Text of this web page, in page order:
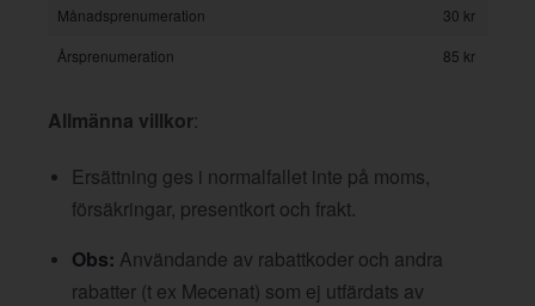
Månadsprenumeration
30 kr
Årsprenumeration
85 kr
Allmänna villkor:
Ersättning ges i normalfallet inte på moms,
försäkringar, presentkort och frakt.
Obs: Användande av rabattkoder och andra
rabatter (t ex Mecenat) som ej utfärdats av